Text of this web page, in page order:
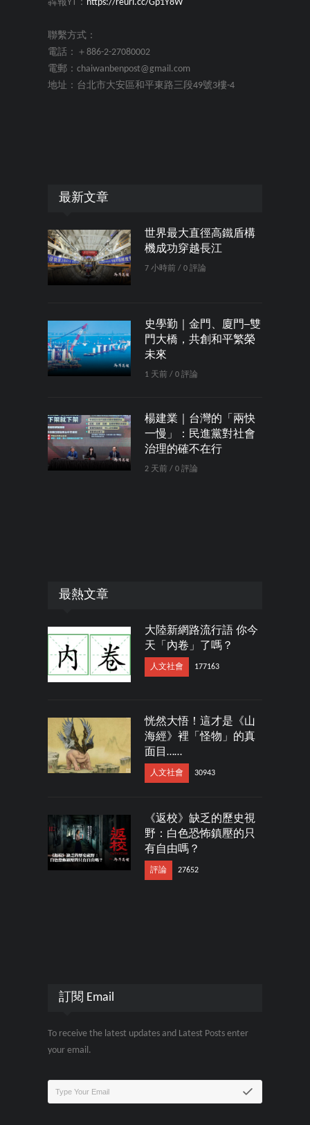
犇報YT： https://reurl.cc/Gp1Y8W
聯繫方式：
電話：＋886-2-27080002
電郵：chaiwanbenpost@gmail.com
地址：台北市大安區和平東路三段49號3樓-4
最新文章
世界最大直徑高鐵盾構
機成功穿越長江
7 小時前 / 0 評論
史學勤｜金門、廈門─雙
門大橋，共創和平繁榮
未來
1 天前 / 0 評論
楊建業｜台灣的「兩快
一慢」：民進黨對社會
治理的確不在行
2 天前 / 0 評論
最熱文章
大陸新網路流行語 你今
天「內卷」了嗎？
人文社會 177163
恍然大悟！這才是《山
海經》裡「怪物」的真
面目……
人文社會 30943
《返校》缺乏的歷史視
野：白色恐怖鎮壓的只
有自由嗎？
評論 27652
訂閱 Email
To receive the latest updates and Latest Posts enter
your email.